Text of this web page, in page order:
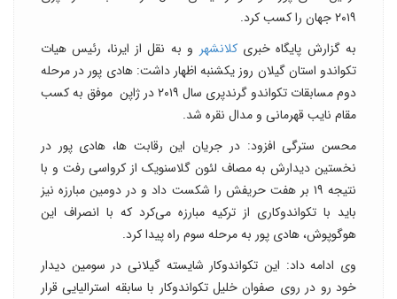
۲۰۱۹ جهان را کسب کرد.
به گزارش پایگاه خبریکلانشهر و به نقل از ایرنا، رئیس هیات
تکواندو استان گیلان روز یکشنبه اظهار داشت: هادی پور در مرحله
دوم مسابقات تکواندو گرندپری سال ۲۰۱۹ در ژاپن موفق به کسب
مقام نایب قهرمانی و مدال نقره شد.
محسن سترگی افزود: در جریان این رقابت ها، هادی پور در
نخستین دیدارش به مصاف لئون گلاسنویک از کرواسی رفت و با
نتیجه ۱۹ بر هفت حریفش را شکست داد و در دومین مبارزه نیز
باید با تکواندوکاری از ترکیه مبارزه می‌کرد که با انصراف این
هوگوپوش، هادی پور به مرحله سوم راه پیدا کرد.
وی ادامه داد: این تکواندوکار شایسته گیلانی در سومین دیدار
خود رو در روی صفوان خلیل تکواندوکار با سابقه استرالیایی قرار